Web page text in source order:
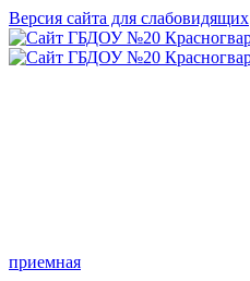
Версия сайта для слабовидящих
приемная